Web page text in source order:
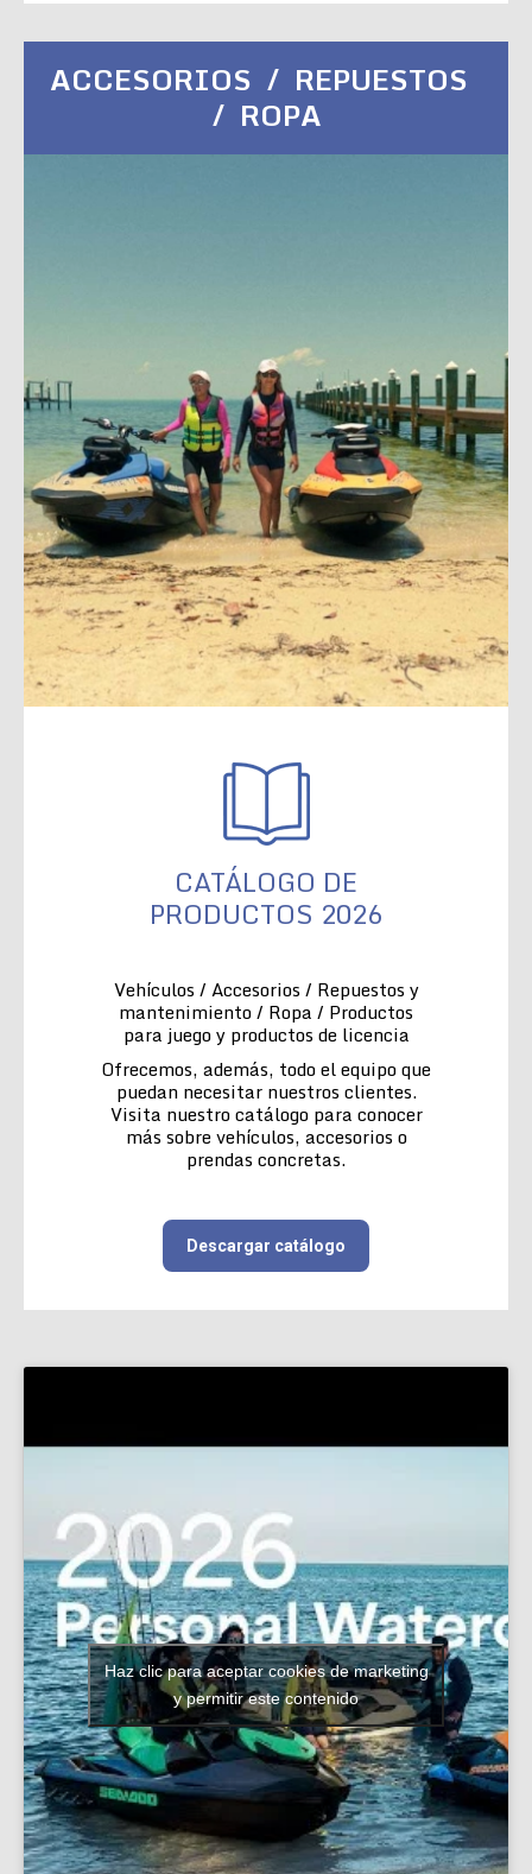
ACCESORIOS / REPUESTOS
/ ROPA
CATÁLOGO DE
PRODUCTOS 2026
Vehículos / Accesorios / Repuestos y
mantenimiento / Ropa / Productos
para juego y productos de licencia
Ofrecemos, además, todo el equipo que
puedan necesitar nuestros clientes.
Visita nuestro catálogo para conocer
más sobre vehículos, accesorios o
prendas concretas.
Descargar catálogo
Haz clic para aceptar cookies de marketing
y permitir este contenido